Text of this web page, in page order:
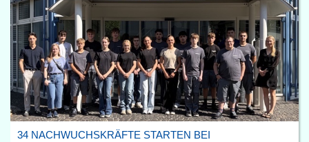
34 NACHWUCHSKRÄFTE STARTEN BEI